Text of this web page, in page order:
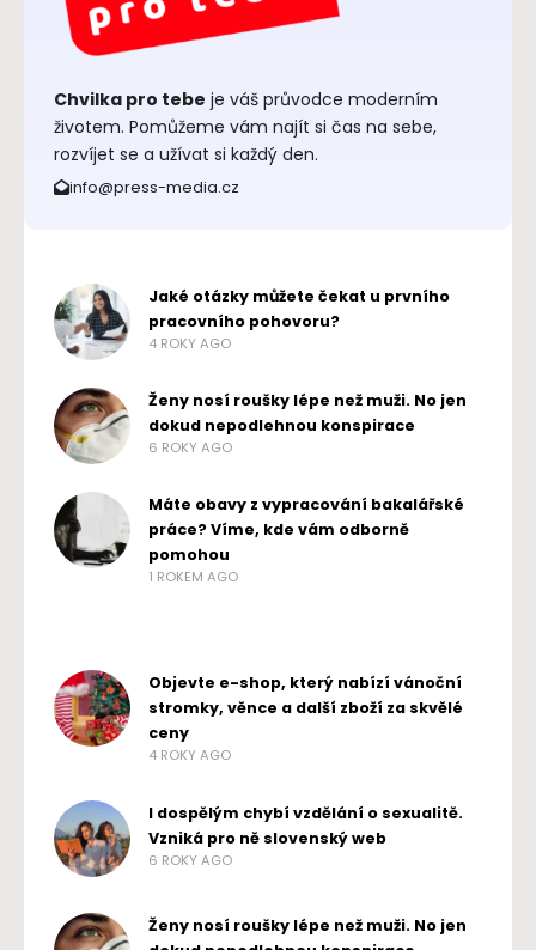
Chvilka pro tebe je váš průvodce moderním
životem. Pomůžeme vám najít si čas na sebe,
rozvíjet se a užívat si každý den.
info@press-media.cz
Jaké otázky můžete čekat u prvního
pracovního pohovoru?
4 ROKY AGO
Ženy nosí roušky lépe než muži. No jen
dokud nepodlehnou konspirace
6 ROKY AGO
Máte obavy z vypracování bakalářské
práce? Víme, kde vám odborně
pomohou
1 ROKEM AGO
Objevte e-shop, který nabízí vánoční
stromky, věnce a další zboží za skvělé
ceny
4 ROKY AGO
I dospělým chybí vzdělání o sexualitě.
Vzniká pro ně slovenský web
6 ROKY AGO
Ženy nosí roušky lépe než muži. No jen